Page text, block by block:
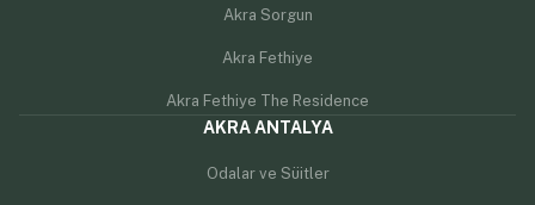
Akra Sorgun
Akra Fethiye
Akra Fethiye The Residence
AKRA ANTALYA
Odalar ve Süitler